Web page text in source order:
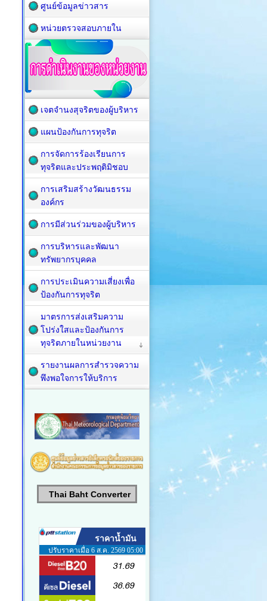
ศูนย์ข้อมูลข่าวสาร
หน่วยตรวจสอบภายใน
เจตจำนงสุจริตของผู้บริหาร
แผนป้องกันการทุจริต
การจัดการร้องเรียนการ
ทุจริตและประพฤติมิชอบ
การเสริมสร้างวัฒนธรรม
องค์กร
การมีส่วนร่วมของผู้บริหาร
การบริหารและพัฒนา
ทรัพยากรบุคคล
การประเมินความเสี่ยงเพื่อ
ป้องกันการทุจริต
มาตรการส่งเสริมความ
โปร่งใสและป้องกันการ
ทุจริตภายในหน่วยงาน
รายงานผลการสำรวจความ
พึงพอใจการให้บริการ
Thai Baht Converter